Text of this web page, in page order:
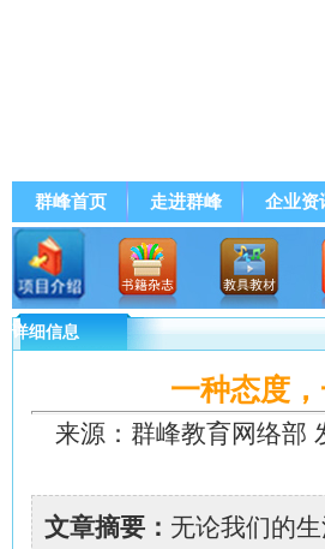
群峰首页 走进群峰 企业资
群峰直播
详细信息
一种态度
来源：群峰教育网络部
文章摘要： 无论我们的